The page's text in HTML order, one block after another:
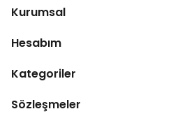
Kurumsal
Hesabım
Kategoriler
Sözleşmeler